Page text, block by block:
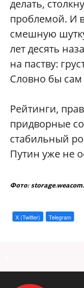
делать,
проблемой. И
смешную
лет десять
на паству:
Словно бы
Рейтинги,
придворные
стабильный
Путин уже не
Фото:
X (Twitter) Telegram